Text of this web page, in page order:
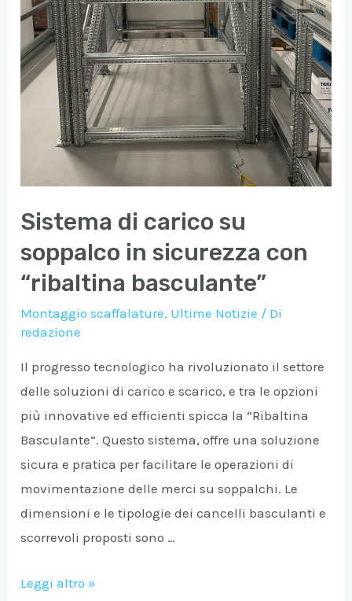
Sistema di carico su
soppalco in sicurezza con
“ribaltina basculante”
Montaggio scaffalature, Ultime Notizie / Di
redazione
Il progresso tecnologico ha rivoluzionato il settore
delle soluzioni di carico e scarico, e tra le opzioni
più innovative ed efficienti spicca la “Ribaltina
Basculante”. Questo sistema, offre una soluzione
sicura e pratica per facilitare le operazioni di
movimentazione delle merci su soppalchi. Le
dimensioni e le tipologie dei cancelli basculanti e
scorrevoli proposti sono …
Sistema di
Leggi altro »